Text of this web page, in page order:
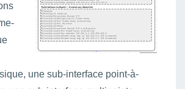
une sub-interface point-à-